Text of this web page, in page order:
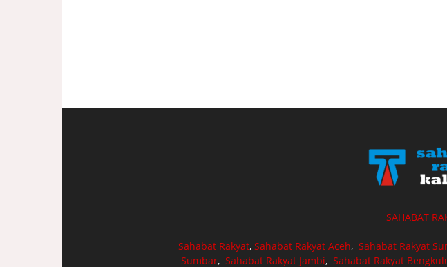
SAHABAT
Sahabat Rakyat, Sahabat Rakyat Aceh, Sahabat Rakyat
Sumbar,Sahabat Rakyat Jambi,Sahabat Rakyat